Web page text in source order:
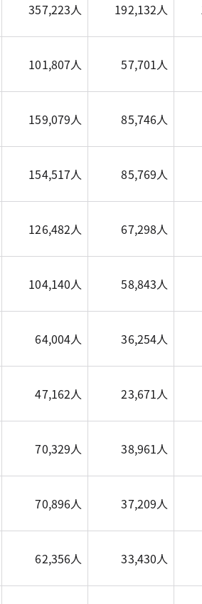
357,223人 192,132人
101,807人 57,701人
159,079人 85,746人
154,517人 85,769人
126,482人 67,298人
104,140人 58,843人
64,004人 36,254人
47,162人 23,671人
70,329人 38,961人
70,896人 37,209人
62,356人 33,430人